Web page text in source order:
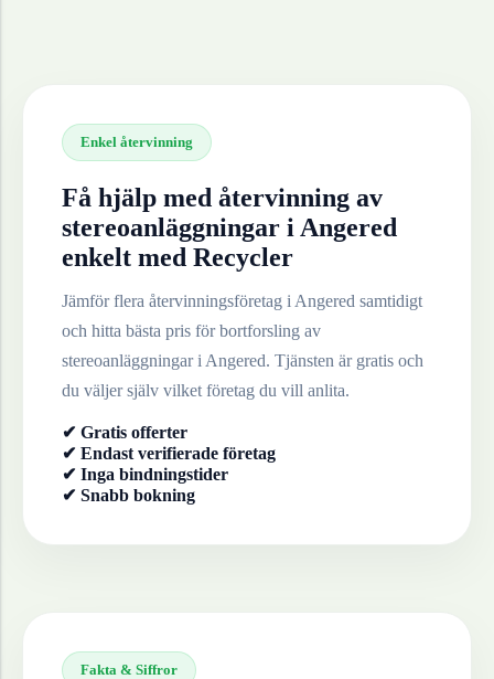
Enkel återvinning
Få hjälp med återvinning av
stereoanläggningar i Angered
enkelt med Recycler
Jämför flera återvinningsföretag i Angered samtidigt
och hitta bästa pris för bortforsling av
stereoanläggningari Angered. Tjänsten är gratis och
du väljer själv vilket företag du vill anlita.
✔ Gratis offerter
✔ Endast verifierade företag
✔ Inga bindningstider
✔ Snabb bokning
Fakta & Siffror